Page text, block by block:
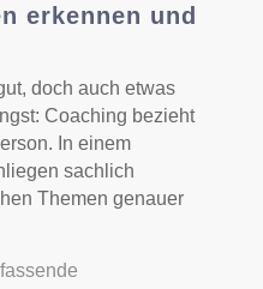
erkennen und
doch auch etwas
Coaching bezieht
In einem
sachlich
Themen genauer